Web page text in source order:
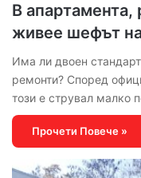
В
живее шефът
Има ли двоен
ремонти? Според
този е струвал малко
Прочети Повече »